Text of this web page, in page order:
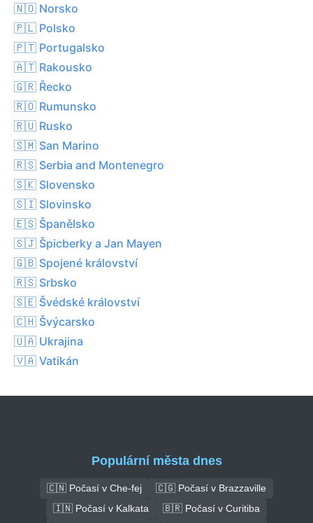
🇳🇴 Norsko
🇵🇱 Polsko
🇵🇹 Portugalsko
🇦🇹 Rakousko
🇬🇷 Řecko
🇷🇴 Rumunsko
🇷🇺 Rusko
🇸🇲 San Marino
🇷🇸 Serbia and Montenegro
🇸🇰 Slovensko
🇸🇮 Slovinsko
🇪🇸 Španělsko
🇸🇯 Špicberky a Jan Mayen
🇬🇧 Spojené království
🇷🇸 Srbsko
🇸🇪 Švédské království
🇨🇭 Švýcarsko
🇺🇦 Ukrajina
🇻🇦 Vatikán
Populární města dnes
🇨🇳 Počasí v Che-fej
🇨🇬 Počasí v Brazzaville
🇮🇳 Počasí v Kalkata
🇧🇷 Počasí v Curitiba